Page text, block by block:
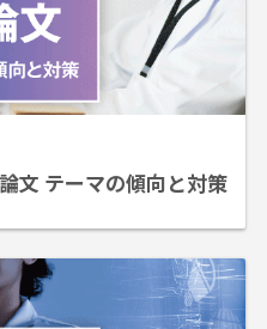
文 テーマの傾向と対策